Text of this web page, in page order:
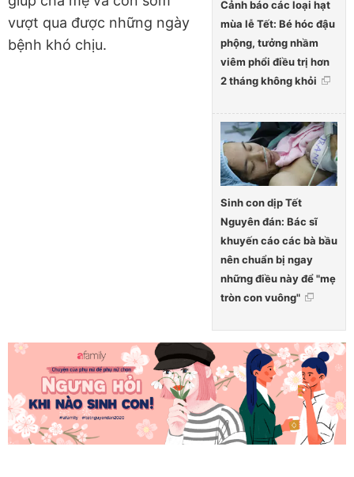
Cảnh báo các loại hạt
mùa lễ Tết: Bé hóc đậu
phộng, tưởng nhầm
viêm phổi điều trị hơn
2 tháng không khỏi
Sinh con dịp Tết
Nguyên đán: Bác sĩ
khuyến cáo các bà bầu
nên chuẩn bị ngay
những điều này để "mẹ
tròn con vuông"
vượt qua được những ngày
bệnh khó chịu.